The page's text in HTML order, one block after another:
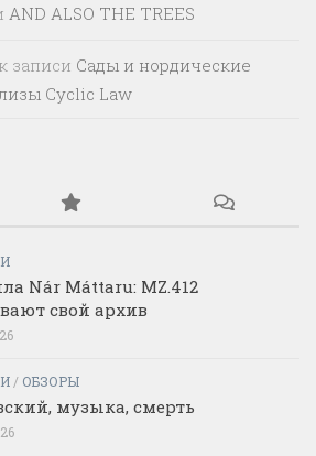
AND ALSO THE TREES
к записи Сады и нордические
Cyclic Law
Nár Máttaru: MZ.412
свой архив
/ ОБЗОРЫ
музыка, смерть